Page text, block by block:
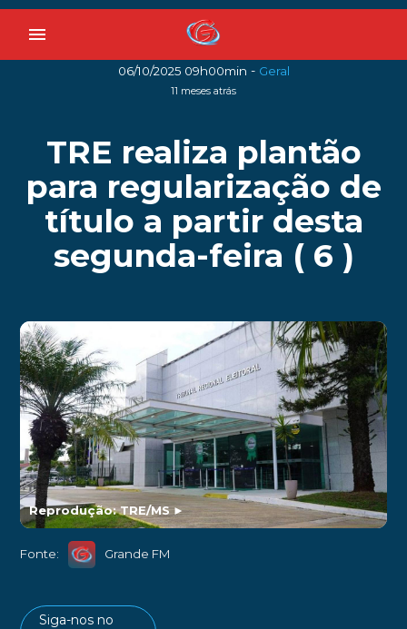
menu
06/10/2025 09h00min - Geral
11 meses atrás
TRE realiza plantão
para regularização de
título a partir desta
segunda-feira ( 6 )
Reprodução: TRE/MS►
Fonte: Grande FM
Siga-nos no